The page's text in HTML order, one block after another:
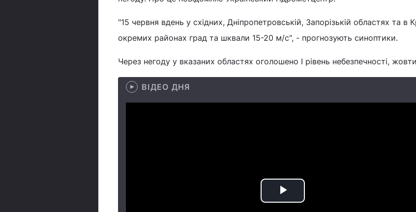
"15 червня вдень у східних, Дніпропетровській, Запорізькій областях та в
окремих районах град та шквали 15-20 м/с", - прогнозують синоптики.
Через негоду у вказаних областях оголошено I рівень небезпечності,
ВІДЕО ДНЯ
Play